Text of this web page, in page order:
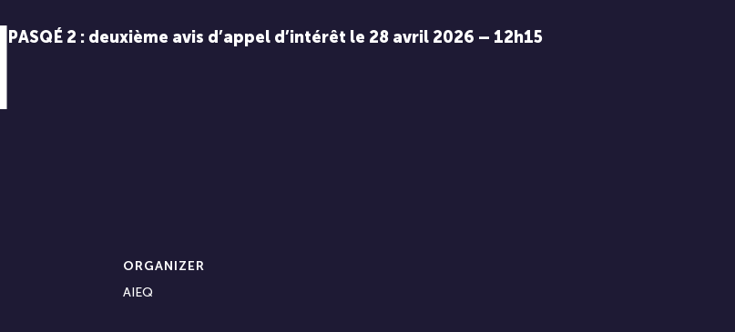
PASQÉ 2 : deuxième avis d’appel d’intérêt le 28 avril 2026 – 12h15
ORGANIZER
AIEQ